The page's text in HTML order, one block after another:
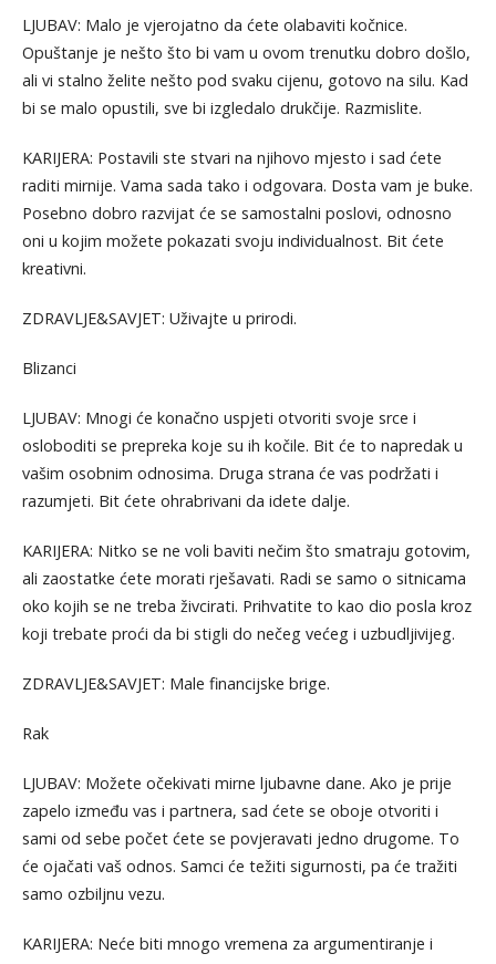
LJUBAV: Malo je vjerojatno da ćete olabaviti kočnice.
Opuštanje je nešto što bi vam u ovom trenutku dobro došlo,
ali vi stalno želite nešto pod svaku cijenu, gotovo na silu. Kad
bi se malo opustili, sve bi izgledalo drukčije. Razmislite.
KARIJERA: Postavili ste stvari na njihovo mjesto i sad ćete
raditi mirnije. Vama sada tako i odgovara. Dosta vam je buke.
Posebno dobro razvijat će se samostalni poslovi, odnosno
oni u kojim možete pokazati svoju individualnost. Bit ćete
kreativni.
ZDRAVLJE&SAVJET: Uživajte u prirodi.
Blizanci
LJUBAV: Mnogi će konačno uspjeti otvoriti svoje srce i
osloboditi se prepreka koje su ih kočile. Bit će to napredak u
vašim osobnim odnosima. Druga strana će vas podržati i
razumjeti. Bit ćete ohrabrivani da idete dalje.
KARIJERA: Nitko se ne voli baviti nečim što smatraju gotovim,
ali zaostatke ćete morati rješavati. Radi se samo o sitnicama
oko kojih se ne treba živcirati. Prihvatite to kao dio posla kroz
koji trebate proći da bi stigli do nečeg većeg i uzbudljivijeg.
ZDRAVLJE&SAVJET: Male financijske brige.
Rak
LJUBAV: Možete očekivati mirne ljubavne dane. Ako je prije
zapelo između vas i partnera, sad ćete se oboje otvoriti i
sami od sebe počet ćete se povjeravati jedno drugome. To
će ojačati vaš odnos. Samci će težiti sigurnosti, pa će tražiti
samo ozbiljnu vezu.
KARIJERA: Neće biti mnogo vremena za argumentiranje i